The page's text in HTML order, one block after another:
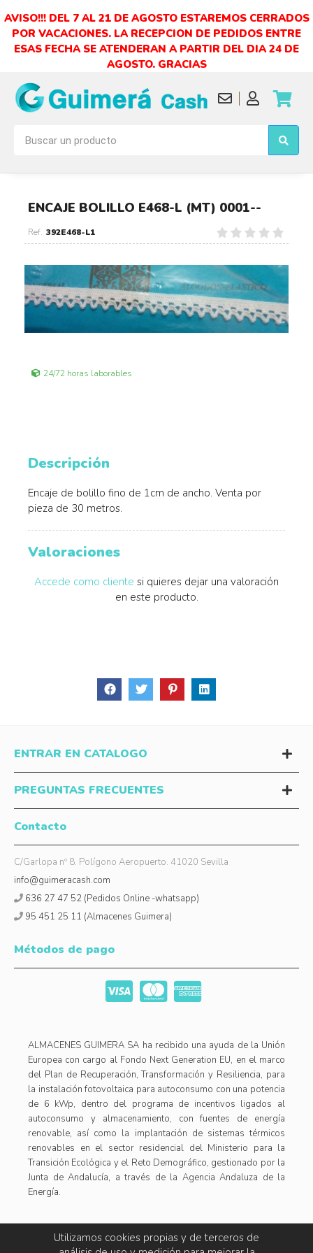
AVISO!!! DEL 7 AL 21 DE AGOSTO ESTAREMOS CERRADOS
POR VACACIONES. LA RECEPCION DE PEDIDOS ENTRE
ESAS FECHA SE ATENDERAN A PARTIR DEL DIA 24 DE
AGOSTO. GRACIAS
ENCAJE BOLILLO E468-L (MT) 0001--
392E468-L1
24/72 horas laborables
Descripción
Encaje de bolillo fino de 1cm de ancho. Venta por
pieza de 30 metros.
Valoraciones
Accede como cliente si quieres dejar una valoración
en este producto.
ENTRAR EN CATALOGO
PREGUNTAS FRECUENTES
Contacto
C/Garlopa nº 8. Polígono Aeropuerto. 41020 Sevilla
info@guimeracash.com
636 27 47 52 (Pedidos Online -whatsapp)
95 451 25 11 (Almacenes Guimera)
Métodos de pago
ALMACENES GUIMERA SA ha recibido una ayuda de la Unión
Europea con cargo al Fondo Next Generation EU, en el marco
del Plan de Recuperación, Transformación y Resiliencia, para
la instalación fotovoltaica para autoconsumo con una potencia
de 6 kWp, dentro del programa de incentivos ligados al
autoconsumo y almacenamiento, con fuentes de energía
renovable, así como la implantación de sistemas térmicos
renovables en el sector residencial del Ministerio para la
Transición Ecológica y el Reto Demográfico, gestionado por la
Junta de Andalucía, a través de la Agencia Andaluza de la
Energía.
Utilizamos cookies propias y de terceros de